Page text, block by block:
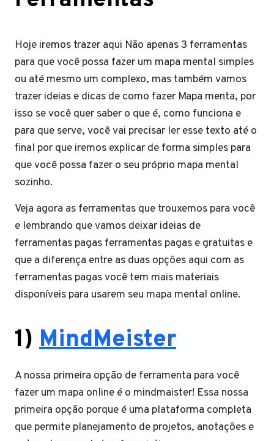
Hoje iremos trazer aqui Não apenas 3 ferramentas
para que você possa fazer um mapa mental simples
ou até mesmo um complexo, mas também vamos
trazer ideias e dicas de como fazer Mapa menta, por
isso se você quer saber o que é, como funciona e
para que serve, você vai precisar ler esse texto até o
final por que iremos explicar de forma simples para
que você possa fazer o seu próprio mapa mental
sozinho.
Veja agora as ferramentas que trouxemos para você
e lembrando que vamos deixar ideias de
ferramentas pagas ferramentas pagas e gratuitas e
que a diferença entre as duas opções aqui com as
ferramentas pagas você tem mais materiais
disponíveis para usarem seu mapa mental online.
1) MindMeister
A nossa primeira opção de ferramenta para você
fazer um mapa online é o mindmaister! Essa nossa
primeira opção porque é uma plataforma completa
que permite planejamento de projetos, anotações e